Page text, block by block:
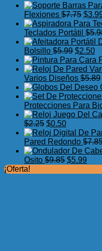
Flexiones $7.75 El
era:
$7.75.
$
Teclados Portátil $
Bolsillo $5.99 El
precio
original
era:
$5.99.
$2.50El
Varios Diseños $5.89
Protecciones Para
$2.25 El
precio
original
era:
$2.25.
$0.50El
precio
actual
es:
$0.50.
Pared Redondo $
Osito $9.85 El
$5.99
¡Oferta!